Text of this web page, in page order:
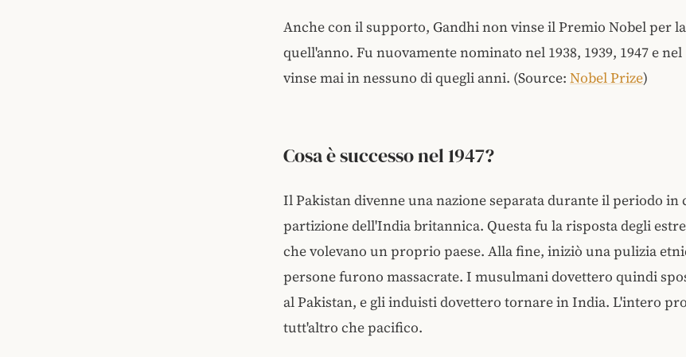
Anche con il supporto, Gandhi non vinse il Premio Nobel per
quell'anno. Fu nuovamente nominato nel 1938, 1939, 1947 e nel
vinse mai in nessuno di quegli anni. (Source: Nobel Prize)
Cosa è successo nel 1947?
Il Pakistan divenne una nazione separata durante il periodo in
partizione dell'India britannica. Questa fu la risposta degli
che volevano un proprio paese. Alla fine, iniziò una pulizia
persone furono massacrate. I musulmani dovettero quindi
al Pakistan, e gli induisti dovettero tornare in India. L'intero
tutt'altro che pacifico.